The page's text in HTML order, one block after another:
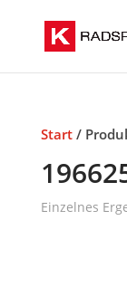
Start/
Einzelnes